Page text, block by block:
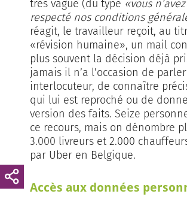
très vague (du type «vous
respecté nos conditions
réagit, le travailleur reçoit, au
«révision humaine», un mail
plus souvent la décision déjà
jamais il n’a l’occasion de
interlocuteur, de connaître
qui lui est reproché ou de
version des faits. Seize
ce recours, mais on dénombre
3.000 livreurs et 2.000
par Uber en Belgique.
Accès aux données